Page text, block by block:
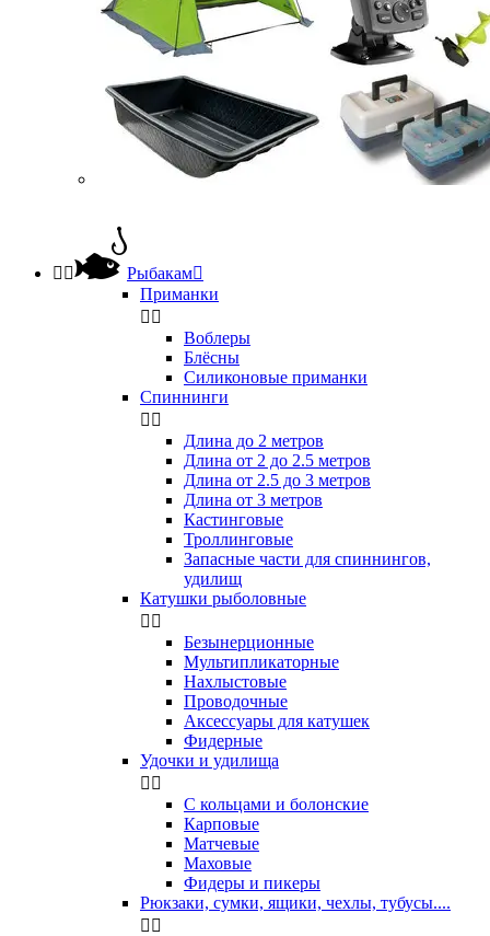
  Рыбакам
Приманки
 
Воблеры
Блёсны
Силиконовые приманки
Спиннинги
 
Длина до 2 метров
Длина от 2 до 2.5 метров
Длина от 2.5 до 3 метров
Длина от 3 метров
Кастинговые
Троллинговые
Запасные части для спиннингов,
удилищ
Катушки рыболовные
 
Безынерционные
Мультипликаторные
Нахлыстовые
Проводочные
Аксессуары для катушек
Фидерные
Удочки и удилища
 
С кольцами и болонские
Карповые
Матчевые
Маховые
Фидеры и пикеры
Рюкзаки, сумки, ящики, чехлы, тубусы....
 